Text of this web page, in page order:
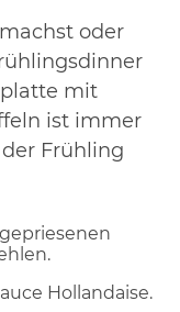
oder
mit
ist immer
Frühling